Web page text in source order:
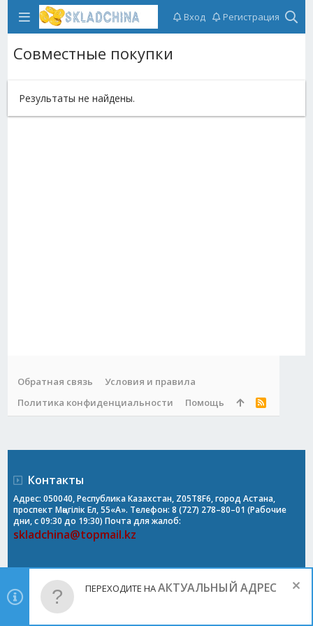
Вход Регистрация
Совместные покупки
Результаты не найдены.
Обратная связь
Условия и правила
Политика конфиденциальности
Помощь
R
Контакты
Адрес: 050040, Республика Казахстан, Z05T8F6, город Астана,
проспект Мәңгілік Ел, 55«А». Телефон: 8 (727) 278–80–01 (Рабочие
дни, с 09:30 до 19:30) Почта для жалоб:
skladchina@topmail.kz
ПЕРЕХОДИТЕ НААКТУАЛЬНЫЙ АДРЕС